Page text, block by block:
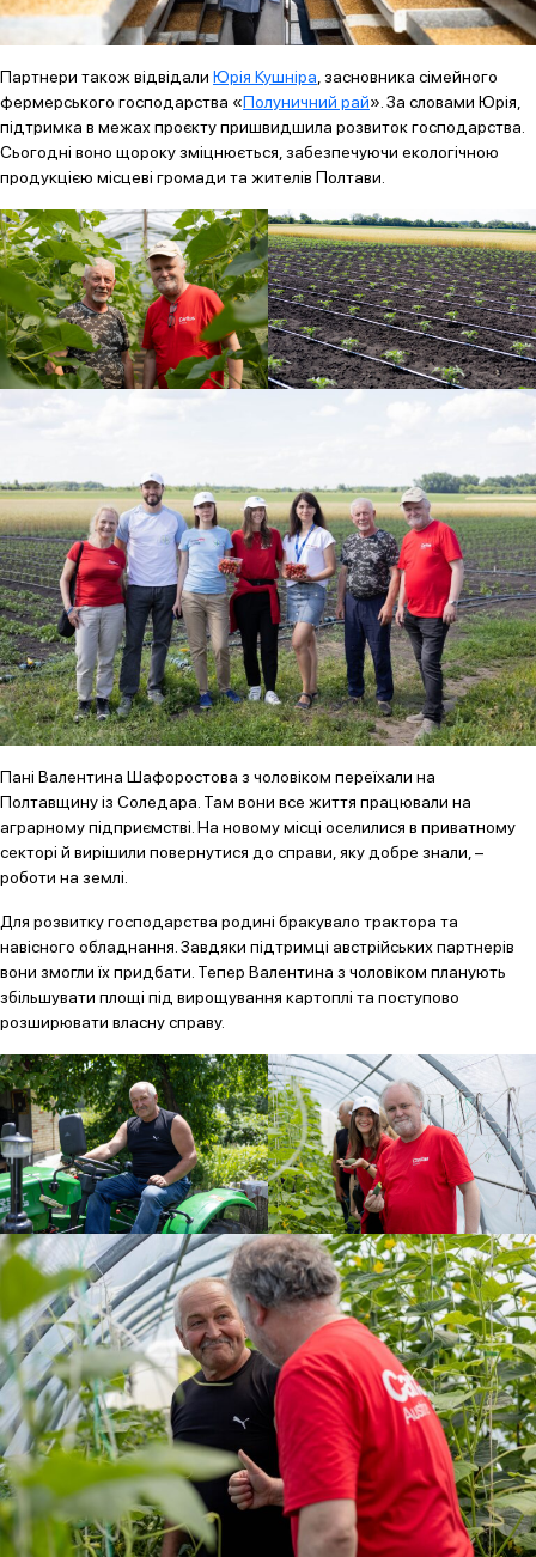
Партнери також відвідали Юрія Кушніра, засновника сімейного
фермерського господарства «Полуничний рай». За словами Юрія,
підтримка в межах проєкту пришвидшила розвиток господарства.
Сьогодні воно щороку зміцнюється, забезпечуючи екологічною
продукцією місцеві громади та жителів Полтави.
Пані Валентина Шафоростова з чоловіком переїхали на
Полтавщину із Соледара. Там вони все життя працювали на
аграрному підприємстві. На новому місці оселилися в приватному
секторі й вирішили повернутися до справи, яку добре знали, –
роботи на землі.
Для розвитку господарства родині бракувало трактора та
навісного обладнання. Завдяки підтримці австрійських партнерів
вони змогли їх придбати. Тепер Валентина з чоловіком планують
збільшувати площі під вирощування картоплі та поступово
розширювати власну справу.